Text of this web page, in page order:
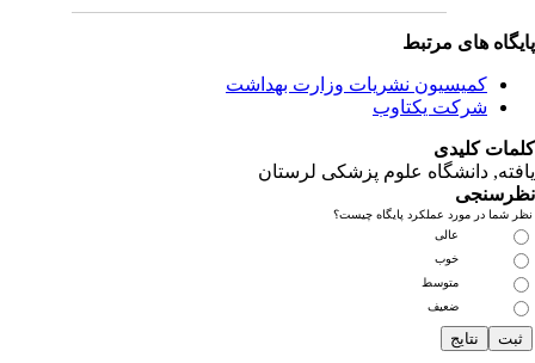
های مرتبط
کمیسیون نشریات وزارت بهداشت
شرکت یکتاوب
کلیدی
, دانشگاه علوم پزشکی لرستان
شما در مورد عملکرد پایگاه چیست؟
عالی
خوب
متوسط
ضعیف